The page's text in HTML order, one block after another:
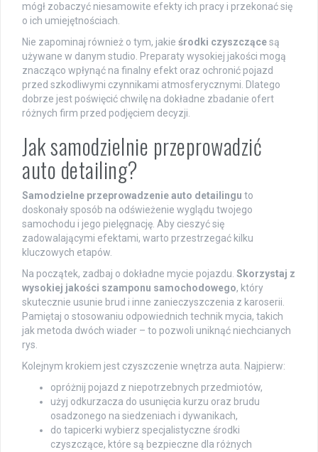
mógł zobaczyć niesamowite efekty ich pracy i przekonać się
o ich umiejętnościach.
Nie zapominaj również o tym, jakie środki czyszczącesą
używane w danym studio. Preparaty wysokiej jakości mogą
znacząco wpłynąć na finalny efekt oraz ochronić pojazd
przed szkodliwymi czynnikami atmosferycznymi. Dlatego
dobrze jest poświęcić chwilę na dokładne zbadanie ofert
różnych firm przed podjęciem decyzji.
Jak samodzielnie przeprowadzić
auto detailing?
Samodzielne przeprowadzenie auto detailingu to
doskonały sposób na odświeżenie wyglądu twojego
samochodu i jego pielęgnację. Aby cieszyć się
zadowalającymi efektami, warto przestrzegać kilku
kluczowych etapów.
Na początek, zadbaj o dokładne mycie pojazdu. Skorzystaj z
wysokiej jakości szamponu samochodowego, który
skutecznie usunie brud i inne zanieczyszczenia z karoserii.
Pamiętaj o stosowaniu odpowiednich technik mycia, takich
jak metoda dwóch wiader – to pozwoli uniknąć niechcianych
rys.
Kolejnym krokiem jest czyszczenie wnętrza auta. Najpierw:
opróżnij pojazd z niepotrzebnych przedmiotów,
użyj odkurzacza do usunięcia kurzu oraz brudu
osadzonego na siedzeniach i dywanikach,
do tapicerki wybierz specjalistyczne środki
czyszczące, które są bezpieczne dla różnych